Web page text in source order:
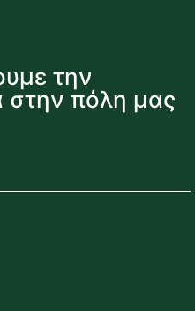
την
στην πόλη μας